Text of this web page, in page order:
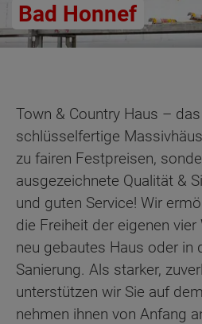
Bad Honnef
Town & Country Haus –
schlüsselfertige
zu fairen Festpreisen,
ausgezeichnete Qualität &
und guten Service! Wir
die Freiheit der eigenen
neu gebautes Haus oder in
Sanierung. Als starker,
unterstützen wir Sie auf
nehmen ihnen von Anfang